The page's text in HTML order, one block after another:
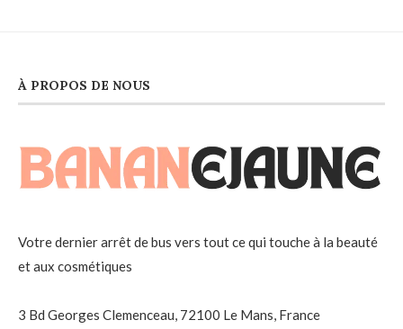
À PROPOS DE NOUS
Votre dernier arrêt de bus vers tout ce qui touche à la beauté
et aux cosmétiques
3 Bd Georges Clemenceau, 72100 Le Mans, France